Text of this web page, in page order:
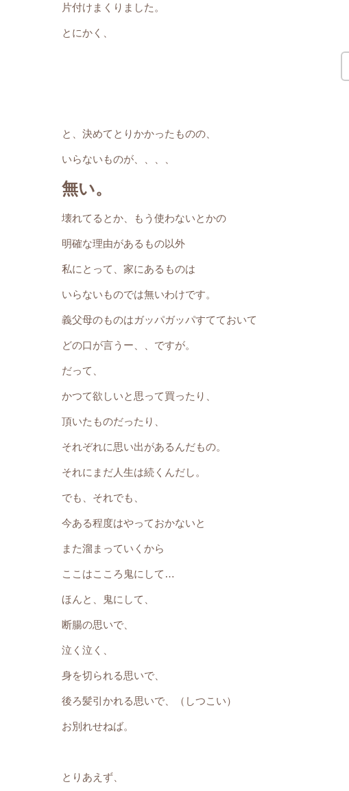
片付けまくりました。
とにかく、
と、決めてとりかかったものの、
いらないものが、、、、
無い。
壊れてるとか、もう使わないとかの
明確な理由があるもの以外
私にとって、家にあるものは
いらないものでは無いわけです。
義父母のものはガッパガッパすてておいて
どの口が言うー、、ですが。
だって、
かつて欲しいと思って買ったり、
頂いたものだったり、
それぞれに思い出があるんだもの。
それにまだ人生は続くんだし。
でも、それでも、
今ある程度はやっておかないと
また溜まっていくから
ここはこころ鬼にして…
ほんと、鬼にして、
断腸の思いで、
泣く泣く、
身を切られる思いで、
後ろ髪引かれる思いで、（しつこい）
お別れせねば。
とりあえず、